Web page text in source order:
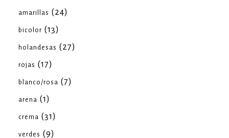
amarillas (24)
bicolor (13)
holandesas (27)
rojas (17)
blanco/rosa (7)
arena (1)
crema (31)
verdes (9)